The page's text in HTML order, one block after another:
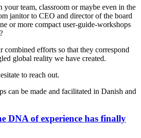
team, classroom or maybe even in the
janitor to CEO and director of the board
or more compact user-guide-workshops
combined efforts so that they correspond
global reality we have created.
to reach out.
can be made and facilitated in Danish and
DNA of experience has finally